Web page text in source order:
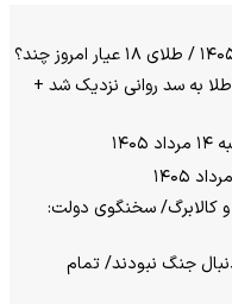
طلا امروز ۱۵ مردادماه ۱۴۰۵/ طلا به سد روانی نزدیک شد +
و کالابرگ/ سخنگوی دولت:
جنگ نبودند/ تمام